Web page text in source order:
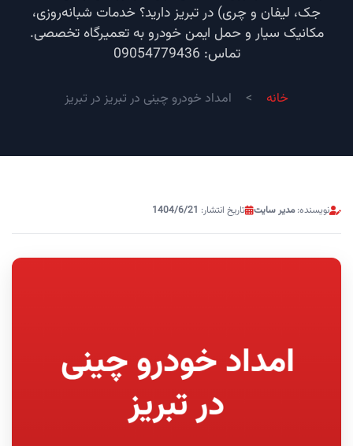
جک، لیفان و چری) در تبریز دارید؟ خدمات شبانه‌روزی،
مکانیک سیار و حمل ایمن خودرو به تعمیرگاه تخصصی.
تماس: 09054779436
خانه امداد خودرو چینی در تبریز در تبریز
نویسنده:مدیر سایت تاریخ انتشار: 1404/6/21